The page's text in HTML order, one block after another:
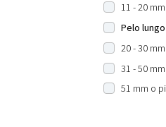
11 - 20 mm
Pelo lungo
20 - 30 mm
31 - 50 mm
51 mm o